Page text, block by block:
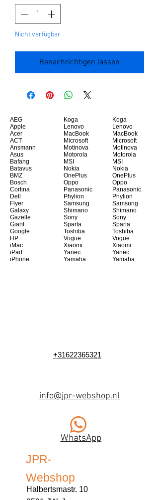
Nicht verfügbar
Benachrichtigen lassen
AEG
Apple
Acer
ACT
Ansmann
Asus
Bafang
Batavus
BMZ
Bosch
Cortina
Dell
Flyer
Galaxy
Gazelle
Giant
Google
HP
iMac
iPad
iPhone
Koga
Lenovo
MacBook
Microsoft
Motinova
Motorola
MSI
Nokia
OnePlus
Oppo
Panasonic
Phylion
Samsung
Shimano
Sony
Sparta
Toshiba
Vogue
Xiaomi
Yanec
Yamaha
Koga
Lenovo
MacBook
Microsoft
Motinova
Motorola
MSI
Nokia
OnePlus
Oppo
Panasonic
Phylion
Samsung
Shimano
Sony
Sparta
Toshiba
Vogue
Xiaomi
Yanec
Yamaha
+31622365321
info@jpr-webshop.nl
WhatsApp
JPR-
Webshop
Halbertsmastr. 10